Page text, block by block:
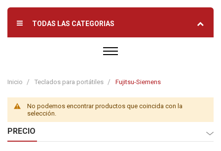
TODAS LAS CATEGORIAS
Inicio Teclados para portátiles Fujitsu-Siemens
No podemos encontrar productos que coincida con la
selección.
PRECIO